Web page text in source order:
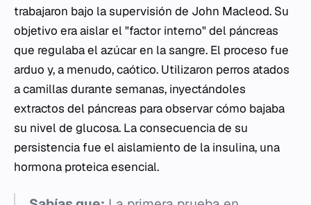
trabajaron bajo la supervisión de John Macleod. Su
objetivo era aislar el "factor interno" del páncreas
que regulaba el azúcar en la sangre. El proceso fue
arduo y, a menudo, caótico. Utilizaron perros atados
a camillas durante semanas, inyectándoles
extractos del páncreas para observar cómo bajaba
su nivel de glucosa. La consecuencia de su
persistencia fue el aislamiento de la insulina, una
hormona proteica esencial.